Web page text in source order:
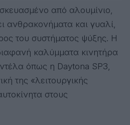
από αλουμίνιο,
ανθρακονήματα και γυαλί,
του συστήματος ψύξης. Η
καλύμματα κινητήρα
όπως η Daytona SP3,
της «λειτουργικής
στους